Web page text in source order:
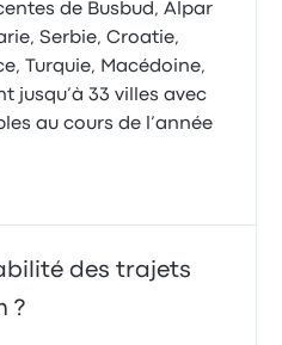
de Busbud, Alpar
Serbie, Croatie,
Turquie, Macédoine,
jusqu’à 33 villes avec
au cours de l’année
des trajets
?